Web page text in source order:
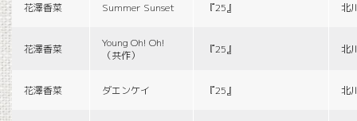
花澤香菜 Summer Sunset 『25』 北
花澤香菜
Young Oh! Oh!
（共作）
『25』 北
花澤香菜 ダエンケイ 『25』 北